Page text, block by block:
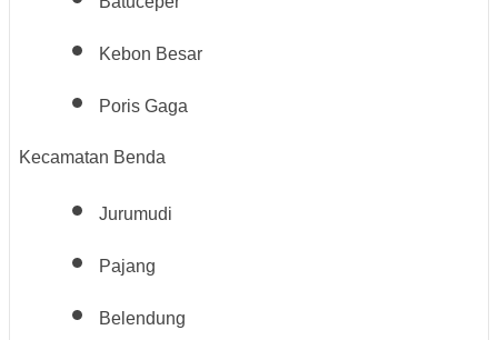
Kebon Besar
Poris Gaga
Kecamatan Benda
Jurumudi
Pajang
Belendung